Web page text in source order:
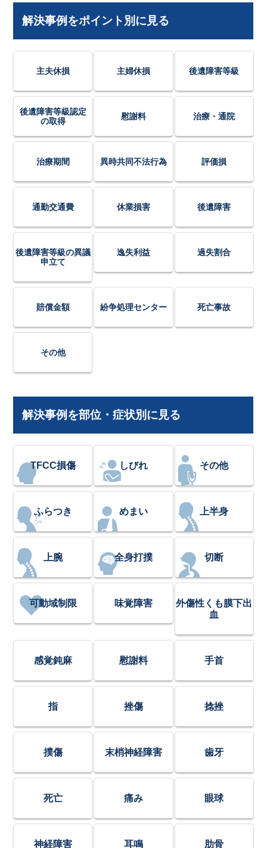
解決事例をポイント別に見る
主夫休損 主婦休損 後遺障害等級
後遺障害等級認定
の取得
慰謝料 治療・通院
治療期間 異時共同不法行為 評価損
通勤交通費 休業損害 後遺障害
後遺障害等級の異議
申立て
逸失利益 過失割合
賠償金額 紛争処理センター 死亡事故
その他
解決事例を部位・症状別に見る
TFCC損傷 しびれ その他
ふらつき めまい 上半身
上腕 全身打撲 切断
可動域制限 味覚障害
外傷性くも膜下出
血
感覚鈍麻 慰謝料 手首
指 挫傷 捻挫
撲傷 末梢神経障害 歯牙
死亡 痛み 眼球
神経障害 耳鳴 肋骨